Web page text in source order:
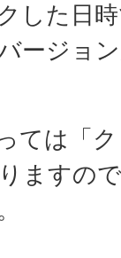
した日
ージョ
ては「
ますの